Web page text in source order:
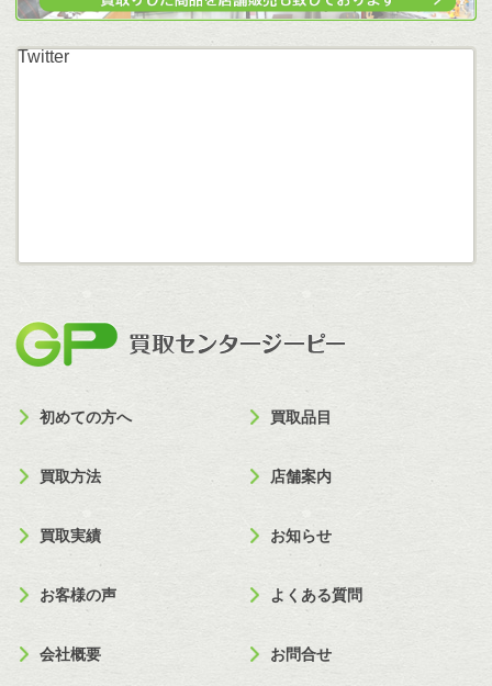
Twitter
初めての方へ 買取品目
買取方法 店舗案内
買取実績 お知らせ
お客様の声 よくある質問
会社概要 お問合せ